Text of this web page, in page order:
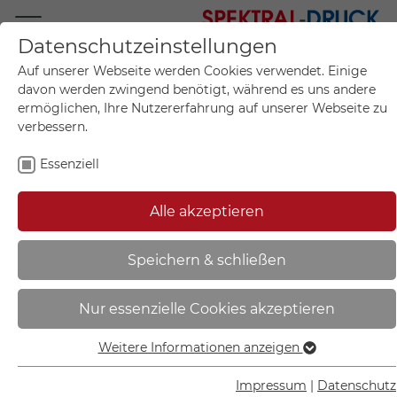
Mo.-Fr. 09:00-17:00
+49 (0)711 55 75 25
Mein Konto
Mein Warenkorb
Sie sind hier: Start
Etiketten auf Bogen -
Kennzeichnung elektrischer
Leiter- | L3 (Außenleiter 3) - 30.1512
Datenschutzeinstellungen
Auf unserer Webseite werden Cookies verwendet. Einige
davon werden zwingend benötigt, während es uns andere
ermöglichen, Ihre Nutzererfahrung auf unserer Webseite zu
verbessern.
Essenziell
Alle akzeptieren
Speichern & schließen
Nur essenzielle Cookies akzeptieren
Essenziell
Essenzielle Cookies werden für grundlegende Funktionen
Weitere Informationen anzeigen
Impressum Datenschutz